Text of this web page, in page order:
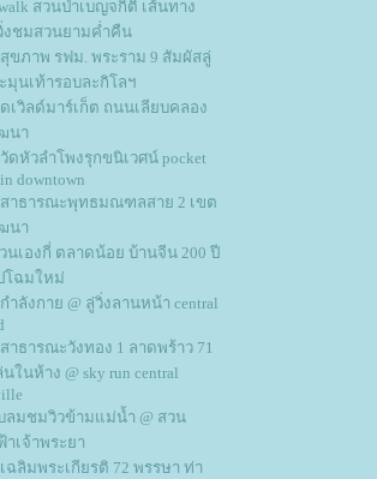
สวนป่าเบญจกิติ เส้นทาง
งชมสวนยามค่ำคืน
ขภาพ รฟม. พระราม 9 สัมผัสลู่
มุนเท้ารอบละกิโลฯ
เวิลด์มาร์เก็ต ถนนเลียบคลอง
นา
ดหัวลำโพงรุกขนิเวศน์ pocket
downtown
าธารณะพุทธมณฑลสาย 2 เขต
นา
นเองกี่ ตลาดน้อย บ้านจีน 200 ปี
ฉมใหม่
ำลังกาย @ ลู่วิ่งลานหน้า central
าธารณะวังทอง 1 ลาดพร้าว 71
นในห้าง @ sky run central
ลมชมวิวข้ามแม่น้ำ @ สวน
าเจ้าพระยา
ฉลิมพระเกียรติ 72 พรรษา ท่า